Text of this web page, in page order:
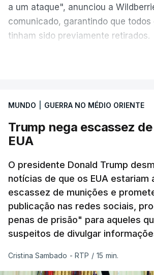
a um ataque", anunciou a
comunicado, garantindo que todos
tinham sido previamente retirados.
Desde meados de julho, a Ucrânia
20 instalações pertencentes à
plataforma de comércio online
espalhadas por quase toda a
anexada.
Os primeiros ataques, ocorridos na
18 de julho, fizeram oito mortos e
em instalações nas regiões de
(centro-oeste).
MUNDO GUERRA NO MÉDIO ORIENTE
Trump nega escassez
EUA
O presidente Donald Trump
notícias de que os EUA estariam
escassez de munições e
publicação nas redes sociais,
penas de prisão" para aqueles
suspeitos de divulgar
Cristina Sambado - RTP / 15 min.